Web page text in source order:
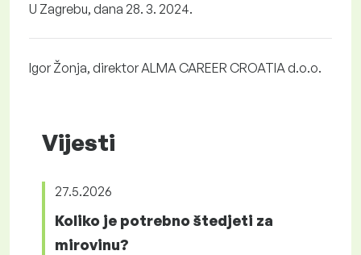
U Zagrebu, dana 28. 3. 2024.
Igor Žonja, direktor ALMA CAREER CROATIA d.o.o.
Vijesti
27.5.2026
Koliko je potrebno štedjeti za
mirovinu?